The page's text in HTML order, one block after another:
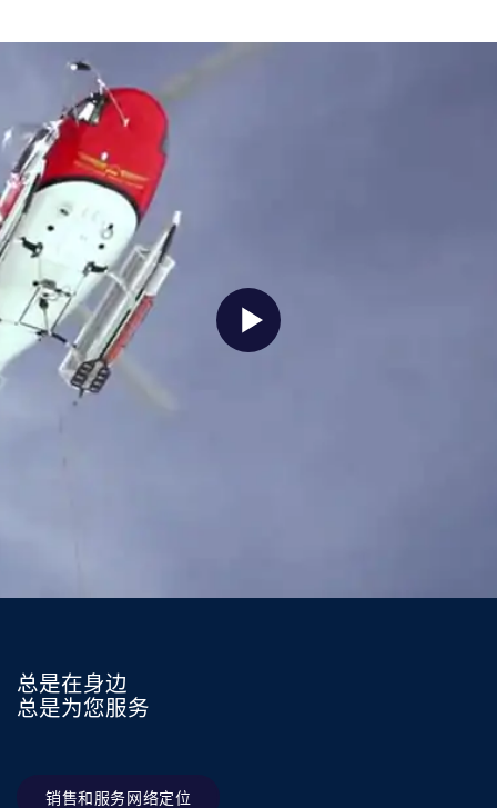
总是在身边
总是为您服务
销售和服务网络定位